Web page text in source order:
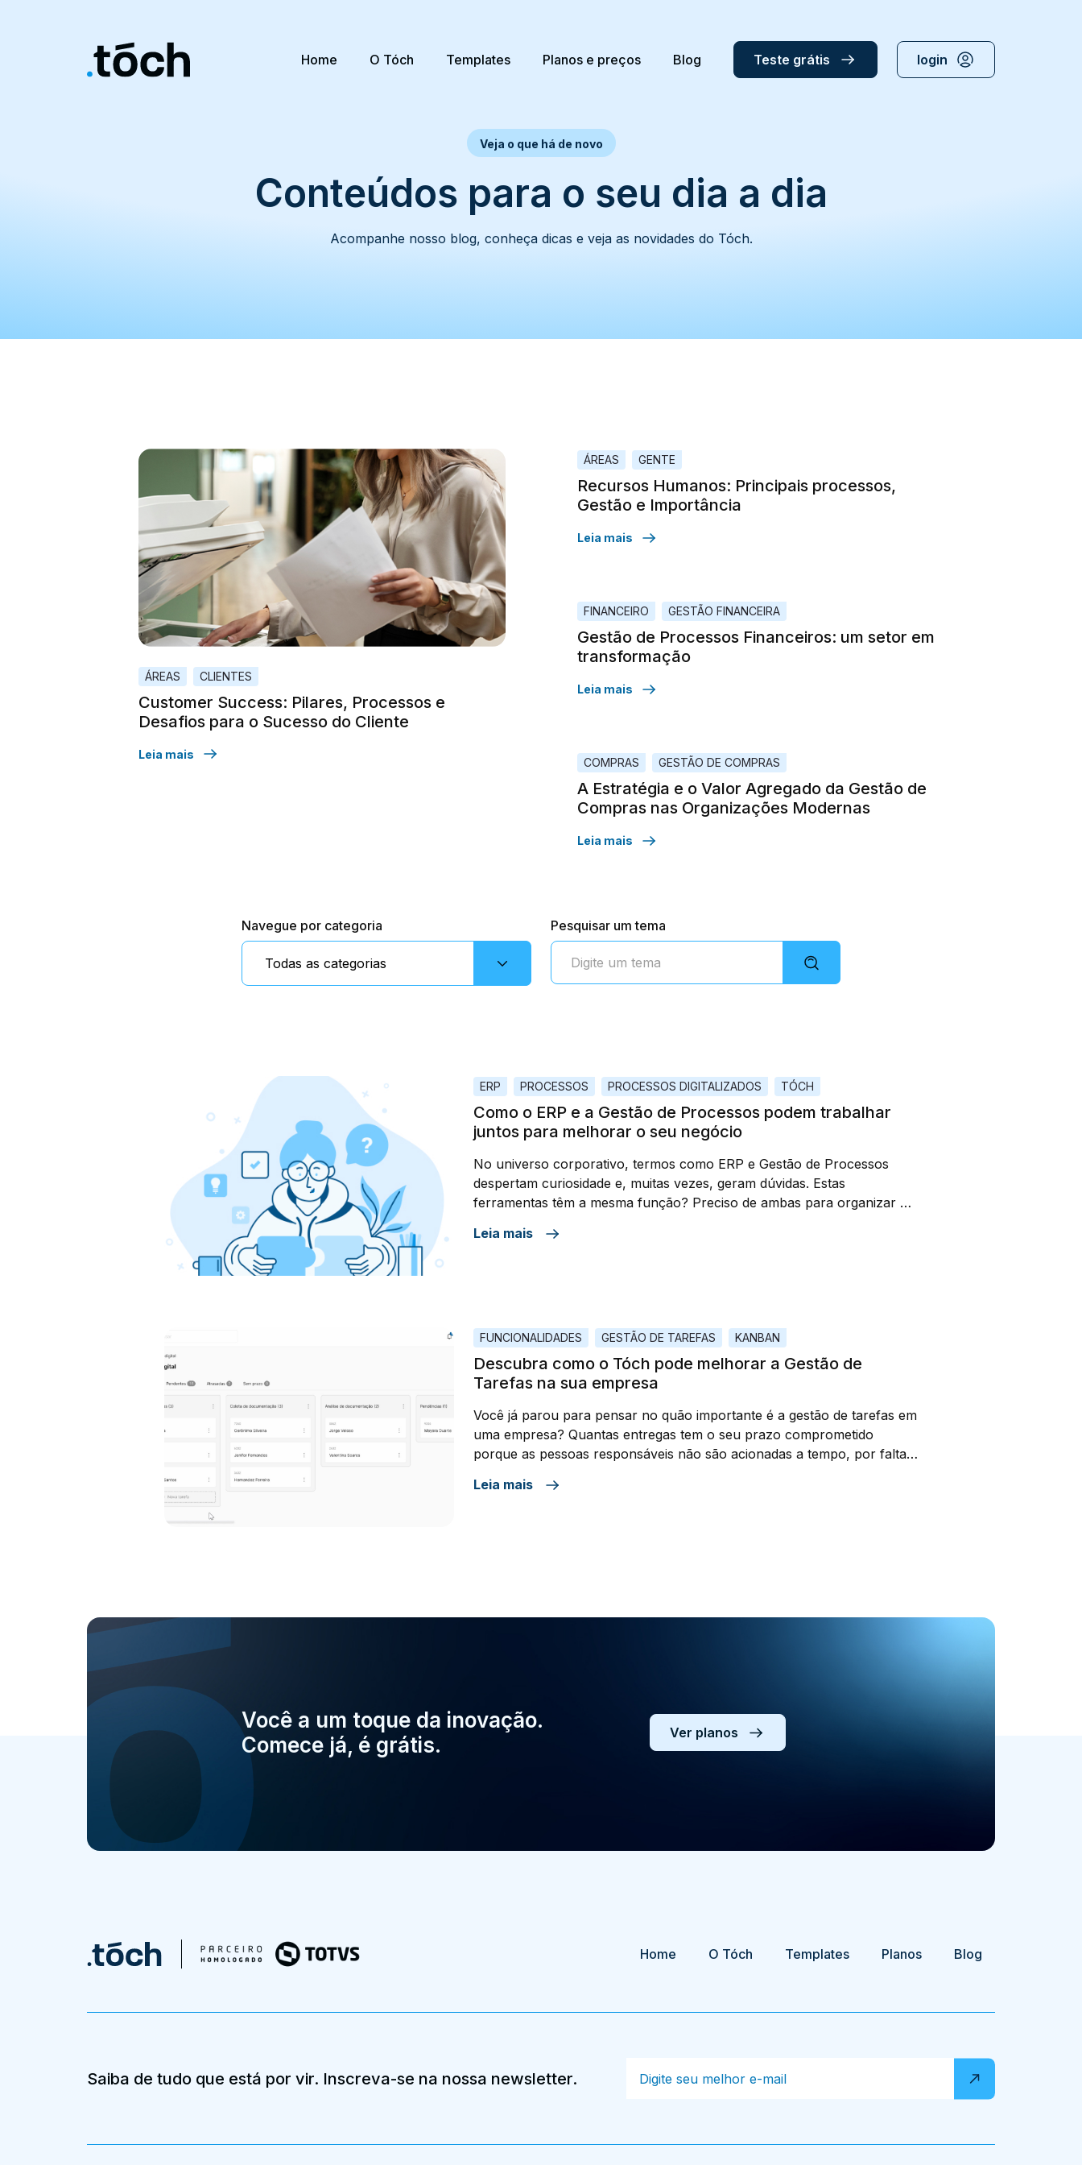
Home O Tóch Templates Planos e preços Blog Teste grátis login
Veja o que há de novo
Conteúdos para o seu dia a dia
Acompanhe nosso blog, conheça dicas e veja as novidades do Tóch.
ÁREAS CLIENTES
Customer Success: Pilares, Processos e
Desafios para o Sucesso do Cliente
Leia mais
ÁREAS GENTE
Recursos Humanos: Principais processos,
Gestão e Importância
Leia mais
FINANCEIRO GESTÃO FINANCEIRA
Gestão de Processos Financeiros: um setor em
transformação
Leia mais
COMPRAS GESTÃO DE COMPRAS
A Estratégia e o Valor Agregado da Gestão de
Compras nas Organizações Modernas
Leia mais
Navegue por categoria Pesquisar um tema
ERP PROCESSOS PROCESSOS DIGITALIZADOS TÓCH
Como o ERP e a Gestão de Processos podem trabalhar
juntos para melhorar o seu negócio
No universo corporativo, termos como ERP e Gestão de Processos
despertam curiosidade e, muitas vezes, geram dúvidas. Estas
ferramentas têm a mesma função? Preciso de ambas para organizar a
solução de gestão de processos? O artigo de hoje tem o objetivo de
Leia mais
FUNCIONALIDADES GESTÃO DE TAREFAS KANBAN
Descubra como o Tóch pode melhorar a Gestão de
Tarefas na sua empresa
Você já parou para pensar no quão importante é a gestão de tarefas em
uma empresa? Quantas entregas tem o seu prazo comprometido
porque as pessoas responsáveis não são acionadas a tempo, por falta
ainda porque a urgência de hoje tende a tomar o […]
Leia mais
Você a um toque da inovação.
Comece já, é grátis.
Ver planos
Home O Tóch Templates Planos Blog
Saiba de tudo que está por vir. Inscreva-se na nossa newsletter.